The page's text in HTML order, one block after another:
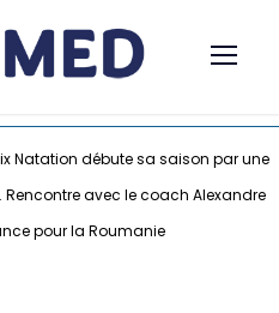
Natation débute sa saison par une
avec le coach Alexandre
pour la Roumanie